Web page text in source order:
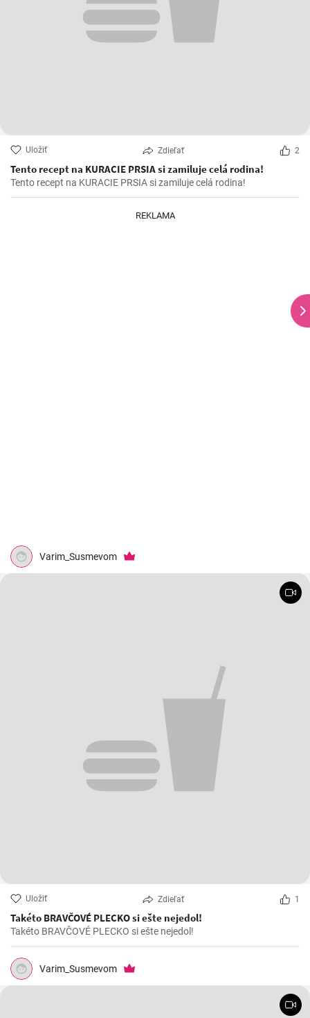
Uložiť Zdieľať 2
Tento recept na KURACIE PRSIA si zamiluje celá rodina!
Tento recept na KURACIE PRSIA si zamiluje celá rodina!
REKLAMA
Varim_Susmevom
Uložiť Zdieľať 1
Takéto BRAVČOVÉ PLECKO si ešte nejedol!
Takéto BRAVČOVÉ PLECKO si ešte nejedol!
Varim_Susmevom